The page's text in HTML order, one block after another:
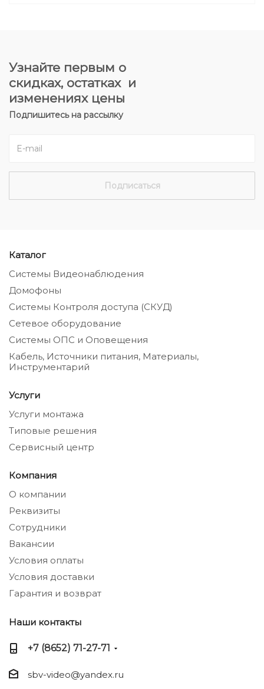
Узнайте первым о
скидках, остатках и
изменениях цены
Подпишитесь на рассылку
Каталог
Системы Видеонаблюдения
Домофоны
Системы Контроля доступа (СКУД)
Сетевое оборудование
Системы ОПС и Оповещения
Кабель, Источники питания, Материалы,
Инструментарий
Услуги
Услуги монтажа
Типовые решения
Сервисный центр
Компания
О компании
Реквизиты
Сотрудники
Вакансии
Условия оплаты
Условия доставки
Гарантия и возврат
Наши контакты
+7 (8652) 71-27-71
sbv-video@yandex.ru